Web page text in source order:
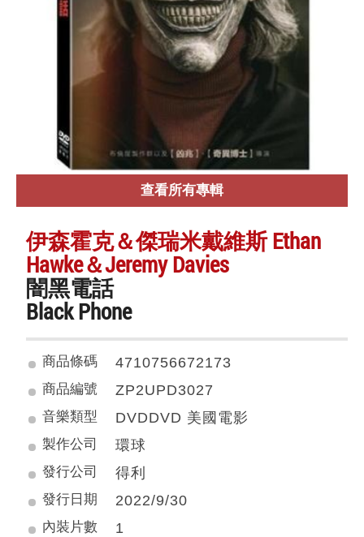
查看所有專輯
伊森霍克＆傑瑞米戴維斯 Ethan
Hawke＆Jeremy Davies
闇黑電話
Black Phone
商品條碼 4710756672173
商品編號 ZP2UPD3027
音樂類型 DVDDVD 美國電影
製作公司 環球
發行公司 得利
發行日期 2022/9/30
內裝片數 1